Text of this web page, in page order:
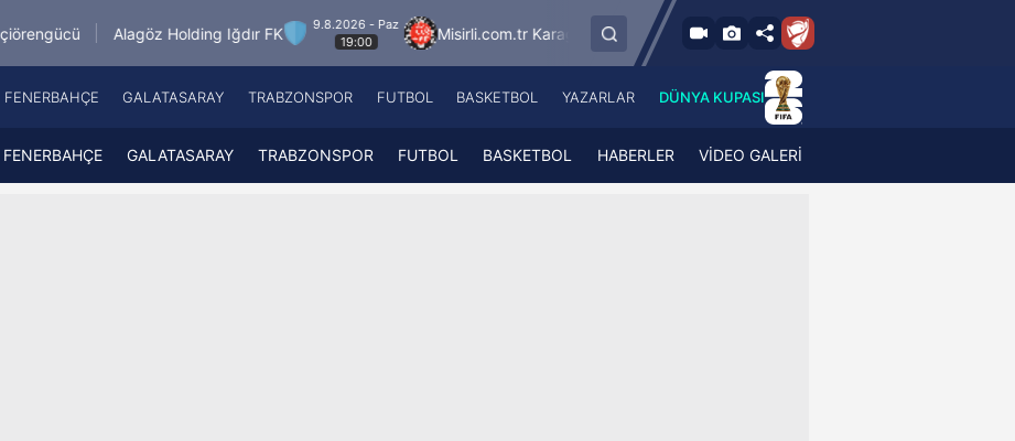
Alagöz Holding Iğdır FK
9.8.2026 - Paz
19:00
Misirli.com.tr Karagümrük SMS Grup Sarıyerspor
9.8.2026 - Paz
19:00
Fenerbahçe
Galatasaray
A Spor
ATV
A Haber Radyo
A Spor Radyo
A News Radio
FENERBAHÇE GALATASARAY TRABZONSPOR FUTBOL BASKETBOL YAZARLAR DÜNYA KUPASI
FENERBAHÇE GALATASARAY TRABZONSPOR FUTBOL BASKETBOL HABERLER VİDEO GALERİ